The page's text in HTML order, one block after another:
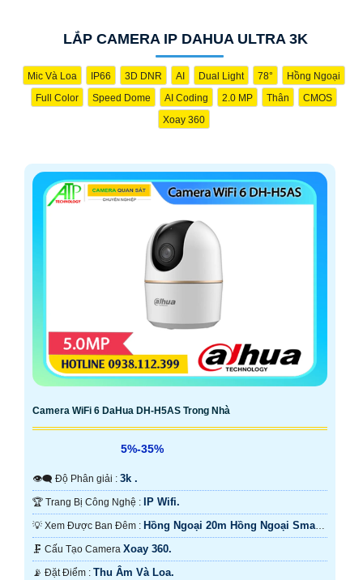
LẮP CAMERA IP DAHUA ULTRA 3K
Mic Và Loa IP66 3D DNR AI Dual Light 78°
Hồng Ngoại
Full Color
Speed Dome AI Coding 2.0 MP Thân
CMOS
Xoay 360
Camera WiFi 6 DaHua DH-H5AS Trong Nhà
5%-35%
👁️‍🗨 Độ Phân giải : 3k .
🏆 Trang Bị Công Nghệ : IP Wifi.
💡 Xem Được Ban Đêm : Hồng Ngoại 20m Hồng Ngoại Smart
IR. 🗜️ Cấu Tạo Camera Xoay 360.
️📡 Đặt Điểm : Thu Âm Và Loa.